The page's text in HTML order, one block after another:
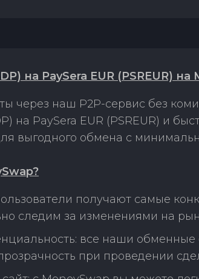
на PaySera EUR (PSREUR) на
через наш P2P-сервис без
на PaySera EUR (PSREUR) и
выгодного обмена с
получают самые
следим за изменениями на
все наши
при проведении